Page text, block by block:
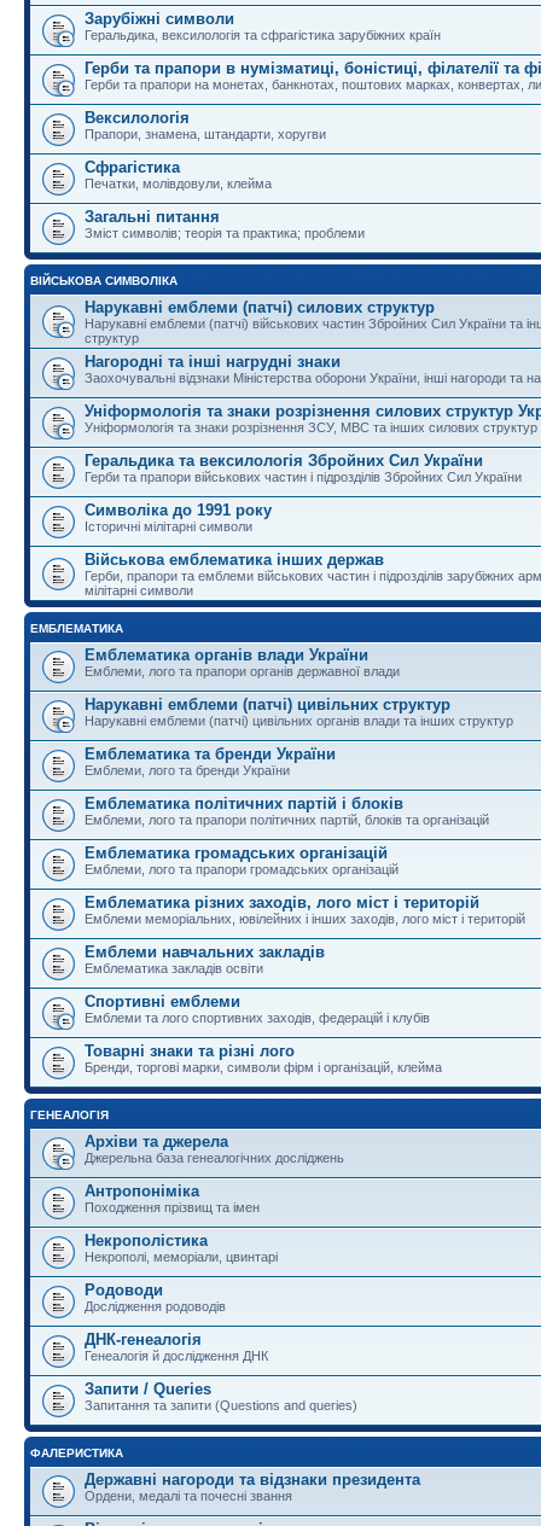
Зарубіжні символи
Геральдика, вексилологія та сфрагістика зарубіжних країн
Герби та прапори в нумізматиці, боністиці, філателії та
Герби та прапори на монетах, банкнотах, поштових марках, конвертах,
Вексилологія
Прапори, знамена, штандарти, хоругви
Сфрагістика
Печатки, молівдовули, клейма
Загальні питання
Зміст символів; теорія та практика; проблеми
ВІЙСЬКОВА СИМВОЛІКА
Нарукавні емблеми (патчі) силових структур
Нарукавні емблеми (патчі) військових частин Збройних Сил України та
структур
Нагородні та інші нагрудні знаки
Заохочувальні відзнаки Міністерства оборони України, інші нагороди та
Уніформологія та знаки розрізнення силових структур
Уніформологія та знаки розрізнення ЗСУ, МВС та інших силових структур
Геральдика та вексилологія Збройних Сил України
Герби та прапори військових частин і підрозділів Збройних Сил України
Символіка до 1991 року
Історичні мілітарні символи
Військова емблематика інших держав
Герби, прапори та емблеми військових частин і підрозділів зарубіжних
мілітарні символи
ЕМБЛЕМАТИКА
Емблематика органів влади України
Емблеми, лого та прапори органів державної влади
Нарукавні емблеми (патчі) цивільних структур
Нарукавні емблеми (патчі) цивільних органів влади та інших структур
Емблематика та бренди України
Емблеми, лого та бренди України
Емблематика політичних партій і блоків
Емблеми, лого та прапори політичних партій, блоків та організацій
Емблематика громадських організацій
Емблеми, лого та прапори громадських організацій
Емблематика різних заходів, лого міст і територій
Емблеми меморіальних, ювілейних і інших заходів, лого міст і територій
Емблеми навчальних закладів
Емблематика закладів освіти
Спортивні емблеми
Емблеми та лого спортивних заходів, федерацій і клубів
Товарні знаки та різні лого
Бренди, торгові марки, символи фірм і організацій, клейма
ГЕНЕАЛОГІЯ
Архіви та джерела
Джерельна база генеалогічних досліджень
Антропоніміка
Походження прізвищ та імен
Некрополістика
Некрополі, меморіали, цвинтарі
Родоводи
Дослідження родоводів
ДНК-генеалогія
Генеалогія й дослідження ДНК
Запити / Queries
Запитання та запити (Questions and queries)
ФАЛЕРИСТИКА
Державні нагороди та відзнаки президента
Ордени, медалі та почесні звання